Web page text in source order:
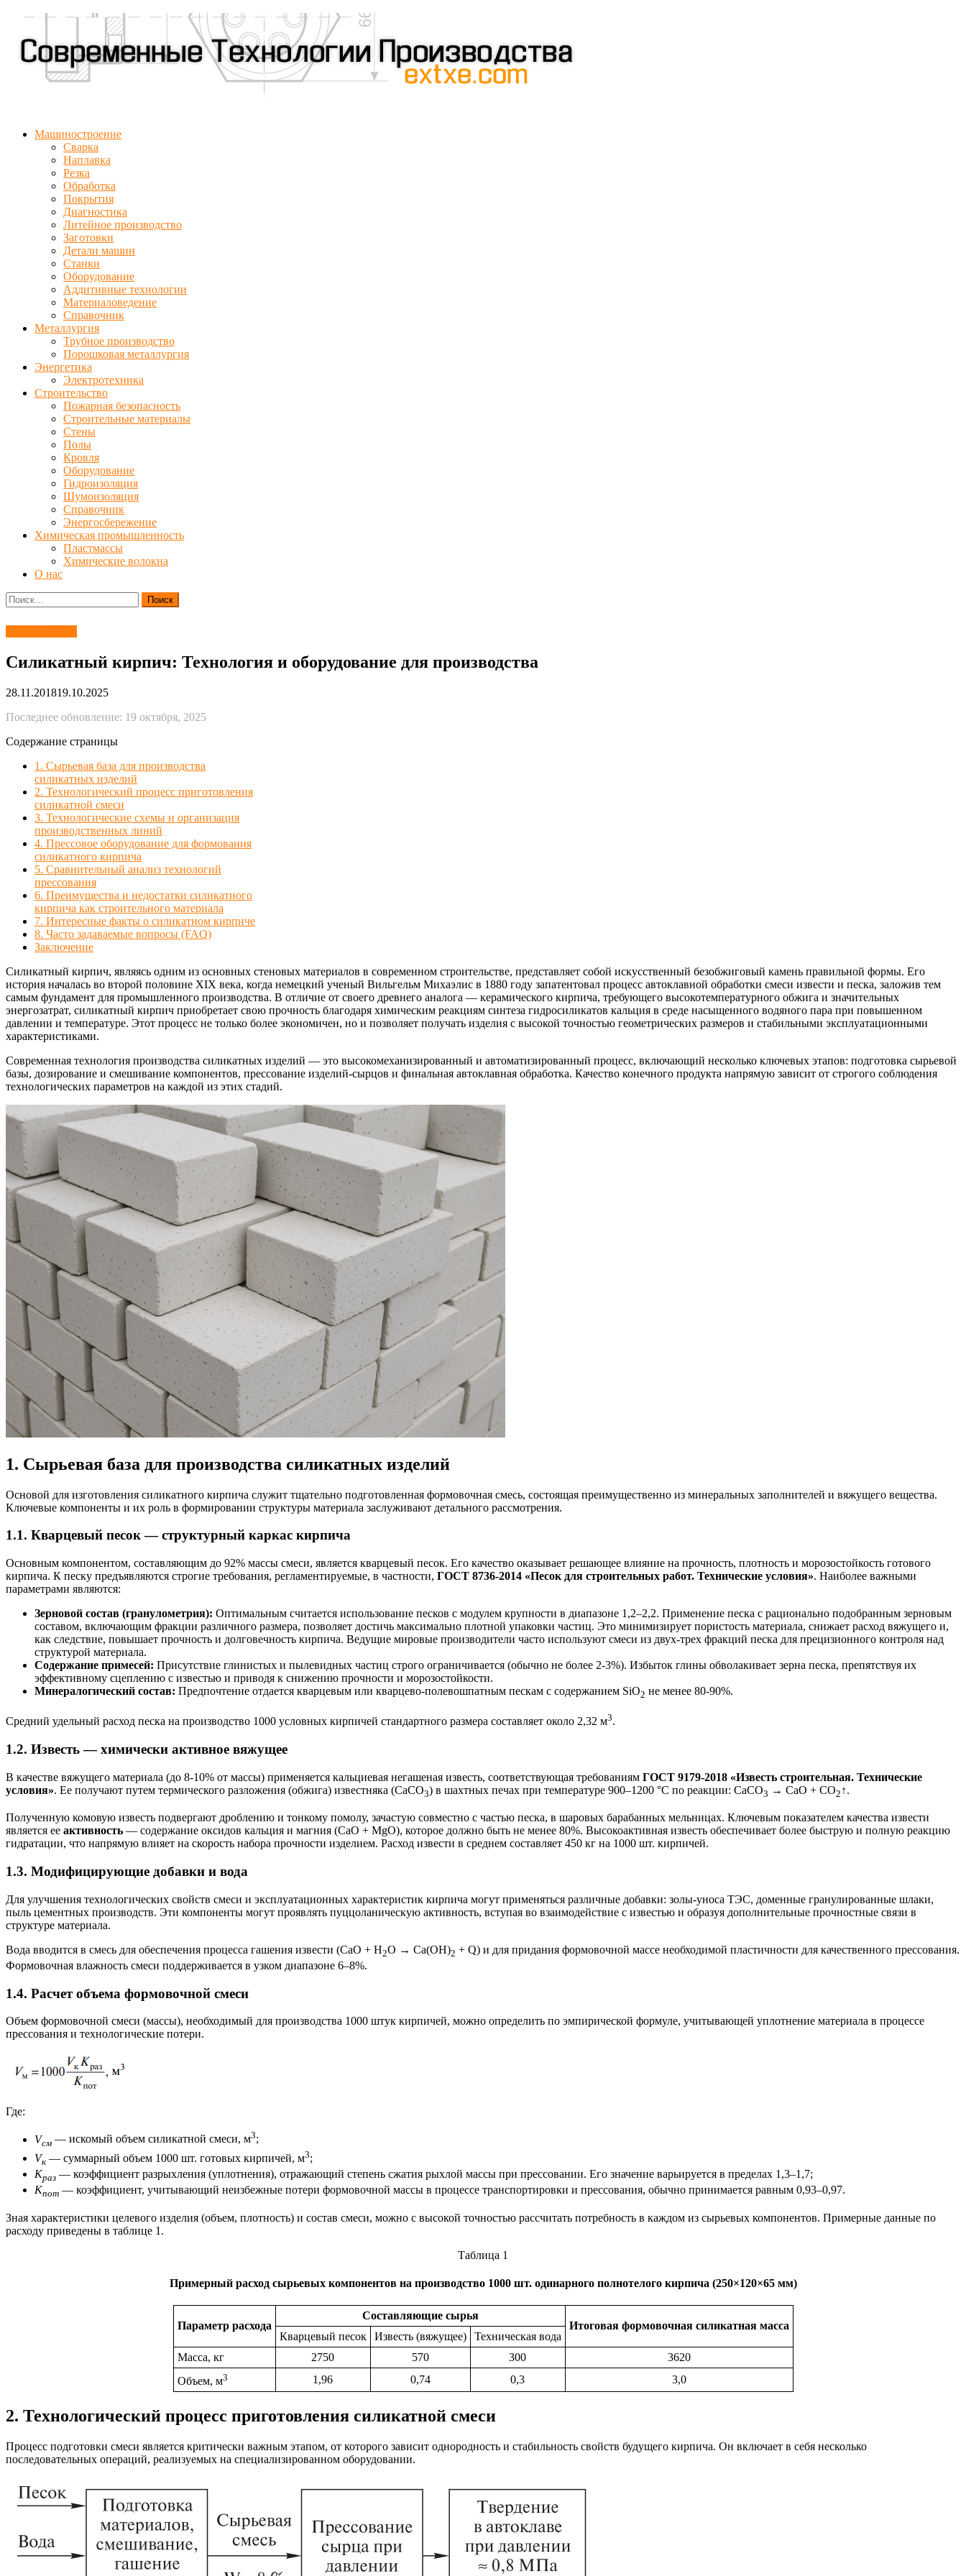
Машиностроение
Сварка
Наплавка
Резка
Обработка
Покрытия
Диагностика
Литейное производство
Заготовки
Детали машин
Станки
Оборудование
Аддитивные технологии
Материаловедение
Справочник
Металлургия
Трубное производство
Порошковая металлургия
Энергетика
Электротехника
Строительство
Пожарная безопасность
Строительные материалы
Стены
Полы
Кровля
Оборудование
Гидроизоляция
Шумоизоляция
Справочник
Энергосбережение
Химическая промышленность
Пластмассы
Химические волокна
О нас
Найти:
Силикатный кирпич: Технология и оборудование для производства
28.11.201819.10.2025
Последнее обновление: 19 октября, 2025
Содержание страницы
1. Сырьевая база для производства
силикатных изделий
2. Технологический процесс приготовления
силикатной смеси
3. Технологические схемы и организация
производственных линий
4. Прессовое оборудование для формования
силикатного кирпича
5. Сравнительный анализ технологий
прессования
6. Преимущества и недостатки силикатного
кирпича как строительного материала
7. Интересные факты о силикатном кирпиче
8. Часто задаваемые вопросы (FAQ)
Заключение
Силикатный кирпич, являясь одним из основных стеновых материалов в современном строительстве, представляет собой искусственный безобжиговый камень правильной формы. Его
история началась во второй половине XIX века, когда немецкий ученый Вильгельм Михаэлис в 1880 году запатентовал процесс автоклавной обработки смеси извести и песка, заложив тем
самым фундамент для промышленного производства. В отличие от своего древнего аналога — керамического кирпича, требующего высокотемпературного обжига и значительных
энергозатрат, силикатный кирпич приобретает свою прочность благодаря химическим реакциям синтеза гидросиликатов кальция в среде насыщенного водяного пара при повышенном
давлении и температуре. Этот процесс не только более экономичен, но и позволяет получать изделия с высокой точностью геометрических размеров и стабильными эксплуатационными
характеристиками.
Современная технология производства силикатных изделий — это высокомеханизированный и автоматизированный процесс, включающий несколько ключевых этапов: подготовка сырьевой
базы, дозирование и смешивание компонентов, прессование изделий-сырцов и финальная автоклавная обработка. Качество конечного продукта напрямую зависит от строгого соблюдения
технологических параметров на каждой из этих стадий.
1. Сырьевая база для производства силикатных изделий
Основой для изготовления силикатного кирпича служит тщательно подготовленная формовочная смесь, состоящая преимущественно из минеральных заполнителей и вяжущего вещества.
Ключевые компоненты и их роль в формировании структуры материала заслуживают детального рассмотрения.
1.1. Кварцевый песок — структурный каркас кирпича
Основным компонентом, составляющим до 92% массы смеси, является кварцевый песок. Его качество оказывает решающее влияние на прочность, плотность и морозостойкость готового
кирпича. К песку предъявляются строгие требования, регламентируемые, в частности, ГОСТ 8736-2014 «Песок для строительных работ. Технические условия». Наиболее важными
параметрами являются:
Зерновой состав (гранулометрия): Оптимальным считается использование песков с модулем крупности в диапазоне 1,2–2,2. Применение песка с рационально подобранным зерновым
составом, включающим фракции различного размера, позволяет достичь максимально плотной упаковки частиц. Это минимизирует пористость материала, снижает расход вяжущего и,
как следствие, повышает прочность и долговечность кирпича. Ведущие мировые производители часто используют смеси из двух-трех фракций песка для прецизионного контроля над
структурой материала.
Содержание примесей: Присутствие глинистых и пылевидных частиц строго ограничивается (обычно не более 2-3%). Избыток глины обволакивает зерна песка, препятствуя их
эффективному сцеплению с известью и приводя к снижению прочности и морозостойкости.
Минералогический состав: Предпочтение отдается кварцевым или кварцево-полевошпатным пескам с содержанием SiO2 не менее 80-90%.
Средний удельный расход песка на производство 1000 условных кирпичей стандартного размера составляет около 2,32 м3.
1.2. Известь — химически активное вяжущее
В качестве вяжущего материала (до 8-10% от массы) применяется кальциевая негашеная известь, соответствующая требованиям ГОСТ 9179-2018 «Известь строительная. Технические
условия». Ее получают путем термического разложения (обжига) известняка (CaCO3) в шахтных печах при температуре 900–1200 °C по реакции: CaCO3 → CaO + CO2 ↑.
Полученную комовую известь подвергают дроблению и тонкому помолу, зачастую совместно с частью песка, в шаровых барабанных мельницах. Ключевым показателем качества извести
является ее активность — содержание оксидов кальция и магния (CaO + MgO), которое должно быть не менее 80%. Высокоактивная известь обеспечивает более быструю и полную реакцию
гидратации, что напрямую влияет на скорость набора прочности изделием. Расход извести в среднем составляет 450 кг на 1000 шт. кирпичей.
1.3. Модифицирующие добавки и вода
Для улучшения технологических свойств смеси и эксплуатационных характеристик кирпича могут применяться различные добавки: золы-уноса ТЭС, доменные гранулированные шлаки,
пыль цементных производств. Эти компоненты могут проявлять пуццоланическую активность, вступая во взаимодействие с известью и образуя дополнительные прочностные связи в
структуре материала.
Вода вводится в смесь для обеспечения процесса гашения извести (CaO + H2O → Ca(OH)2 + Q) и для придания формовочной массе необходимой пластичности для качественного прессования.
Формовочная влажность смеси поддерживается в узком диапазоне 6–8%.
1.4. Расчет объема формовочной смеси
Объем формовочной смеси (массы), необходимый для производства 1000 штук кирпичей, можно определить по эмпирической формуле, учитывающей уплотнение материала в процессе
прессования и технологические потери.
Где:
Vсм — искомый объем силикатной смеси, м3;
Vк — суммарный объем 1000 шт. готовых кирпичей, м3;
Kраз — коэффициент разрыхления (уплотнения), отражающий степень сжатия рыхлой массы при прессовании. Его значение варьируется в пределах 1,3–1,7;
Kпот — коэффициент, учитывающий неизбежные потери формовочной массы в процессе транспортировки и прессования, обычно принимается равным 0,93–0,97.
Зная характеристики целевого изделия (объем, плотность) и состав смеси, можно с высокой точностью рассчитать потребность в каждом из сырьевых компонентов. Примерные данные по
расходу приведены в таблице 1.
Таблица 1
Примерный расход сырьевых компонентов на производство 1000 шт. одинарного полнотелого кирпича (250×120×65 мм)
Параметр расхода
Составляющие сырья
Итоговая формовочная силикатная масса
Кварцевый песок
Известь (вяжущее)
Техническая вода
Масса, кг
2750 570 300
3620
Объем, м3 1,96 0,74 0,3 3,0
2. Технологический процесс приготовления силикатной смеси
Процесс подготовки смеси является критически важным этапом, от которого зависит однородность и стабильность свойств будущего кирпича. Он включает в себя несколько
последовательных операций, реализуемых на специализированном оборудовании.